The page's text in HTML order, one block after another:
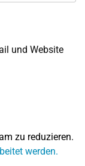
und Website
zu reduzieren.
werden.